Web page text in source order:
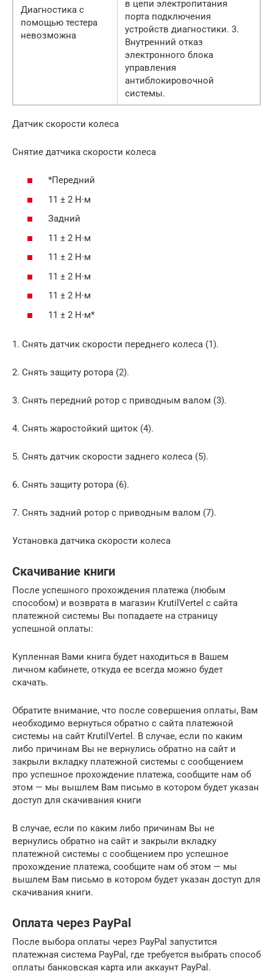
Диагностика с
помощью тестера
невозможна
в цепи электропитания
порта подключения
устройств диагностики. 3.
Внутренний отказ
электронного блока
управления
антиблокировочной
системы.
Датчик скорости колеса
Снятие датчика скорости колеса
*Передний
11 ± 2 Н∙м
Задний
11 ± 2 Н∙м
11 ± 2 Н∙м
11 ± 2 Н∙м
11 ± 2 Н∙м
11 ± 2 Н∙м*
1. Снять датчик скорости переднего колеса (1).
2. Снять защиту ротора (2).
3. Снять передний ротор с приводным валом (3).
4. Снять жаростойкий щиток (4).
5. Снять датчик скорости заднего колеса (5).
6. Снять защиту ротора (6).
7. Снять задний ротор с приводным валом (7).
Установка датчика скорости колеса
Скачивание книги
После успешного прохождения платежа (любым
способом) и возврата в магазин KrutilVertel с сайта
платежной системы Вы попадаете на страницу
успешной оплаты:
Купленная Вами книга будет находиться в Вашем
личном кабинете, откуда ее всегда можно будет
скачать.
Обратите внимание, что после совершения оплаты, Вам
необходимо вернуться обратно с сайта платежной
системы на сайт KrutilVertel. В случае, если по каким
либо причинам Вы не вернулись обратно на сайт и
закрыли вкладку платежной системы с сообщением
про успешное прохождение платежа, сообщите нам об
этом — мы вышлем Вам письмо в котором будет указан
доступ для скачивания книги
В случае, если по каким либо причинам Вы не
вернулись обратно на сайт и закрыли вкладку
платежной системы с сообщением про успешное
прохождение платежа, сообщите нам об этом — мы
вышлем Вам письмо в котором будет указан доступ для
скачивания книги.
Оплата через PayPal
После выбора оплаты через PayPal запустится
платежная система PayPal, где требуется выбрать способ
оплаты банковская карта или аккаунт PayPal.